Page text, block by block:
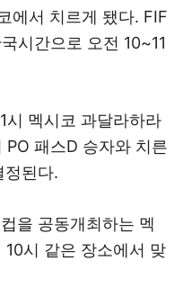
에서 치르게 됐다. FIF
시간으로 오전 10~11
시 멕시코 과달라하라
패스D 승자와 치른
정된다.
을 공동개최하는 멕
시 같은 장소에서 맞